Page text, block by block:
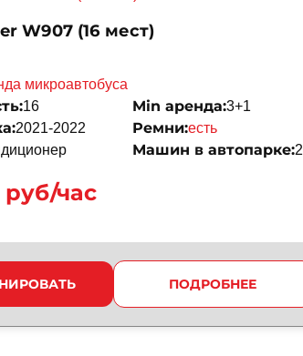
W907 (16 мест)
руб/час
микроавтобуса
16 Min аренда:3+1
2021-2022 Ремни:есть
Машин в автопарке:2
ПОДРОБНЕЕ